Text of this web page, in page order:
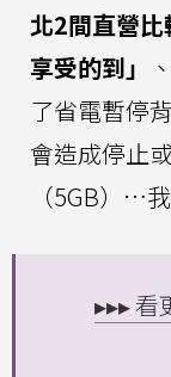
北2間直營
享受的到」
了省電暫停
會造成停止
（5GB）…
▸▸▸ 看